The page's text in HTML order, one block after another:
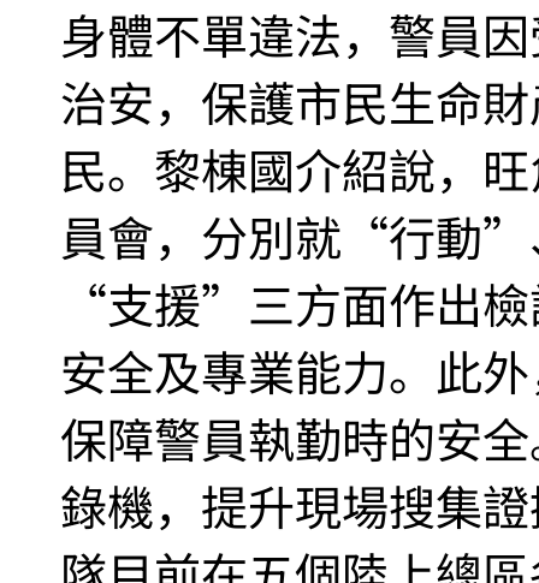
身體不單違法，警員
治安，保護市民生命
民。黎棟國介紹說，
員會，分別就“行動
“支援”三方面作出
安全及專業能力。此
保障警員執勤時的安
錄機，提升現場搜集